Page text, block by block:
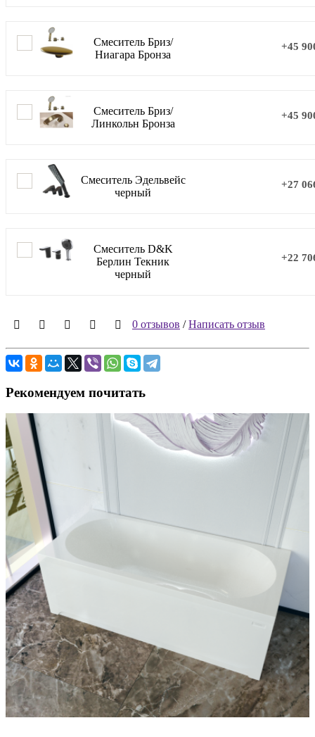
Смеситель Бриз/
Ниагара Бронза
+45
Смеситель Бриз/
Линкольн Бронза
+45
Смеситель Эдельвейс
черный
+27
Смеситель D&K
Берлин Текник
черный
+22
0 отзывов /Написать отзыв
Рекомендуем почитать